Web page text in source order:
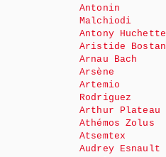
Antonin
Malchiodi
Antony Huchette
Aristide Bostan
Arnau Bach
Arsène
Artemio
Rodriguez
Arthur Plateau
Athémos Zolus
Atsemtex
Audrey Esnault